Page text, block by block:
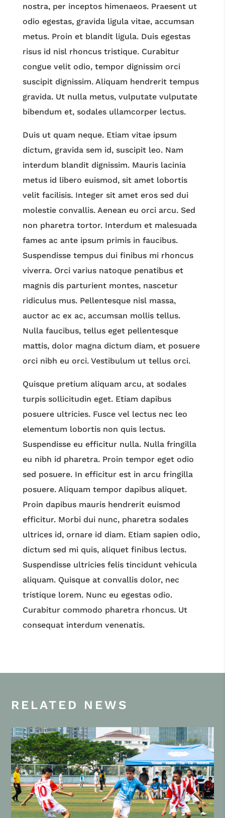
nostra, per inceptos himenaeos. Praesent ut
odio egestas, gravida ligula vitae, accumsan
metus. Proin et blandit ligula. Duis egestas
risus id nisl rhoncus tristique. Curabitur
congue velit odio, tempor dignissim orci
suscipit dignissim. Aliquam hendrerit tempus
gravida. Ut nulla metus, vulputate vulputate
bibendum et, sodales ullamcorper lectus.
Duis ut quam neque. Etiam vitae ipsum
dictum, gravida sem id, suscipit leo. Nam
interdum blandit dignissim. Mauris lacinia
metus id libero euismod, sit amet lobortis
velit facilisis. Integer sit amet eros sed dui
molestie convallis. Aenean eu orci arcu. Sed
non pharetra tortor. Interdum et malesuada
fames ac ante ipsum primis in faucibus.
Suspendisse tempus dui finibus mi rhoncus
viverra. Orci varius natoque penatibus et
magnis dis parturient montes, nascetur
ridiculus mus. Pellentesque nisl massa,
auctor ac ex ac, accumsan mollis tellus.
Nulla faucibus, tellus eget pellentesque
mattis, dolor magna dictum diam, et posuere
orci nibh eu orci. Vestibulum ut tellus orci.
Quisque pretium aliquam arcu, at sodales
turpis sollicitudin eget. Etiam dapibus
posuere ultricies. Fusce vel lectus nec leo
elementum lobortis non quis lectus.
Suspendisse eu efficitur nulla. Nulla fringilla
eu nibh id pharetra. Proin tempor eget odio
sed posuere. In efficitur est in arcu fringilla
posuere. Aliquam tempor dapibus aliquet.
Proin dapibus mauris hendrerit euismod
efficitur. Morbi dui nunc, pharetra sodales
ultrices id, ornare id diam. Etiam sapien odio,
dictum sed mi quis, aliquet finibus lectus.
Suspendisse ultricies felis tincidunt vehicula
aliquam. Quisque at convallis dolor, nec
tristique lorem. Nunc eu egestas odio.
Curabitur commodo pharetra rhoncus. Ut
consequat interdum venenatis.
RELATED NEWS